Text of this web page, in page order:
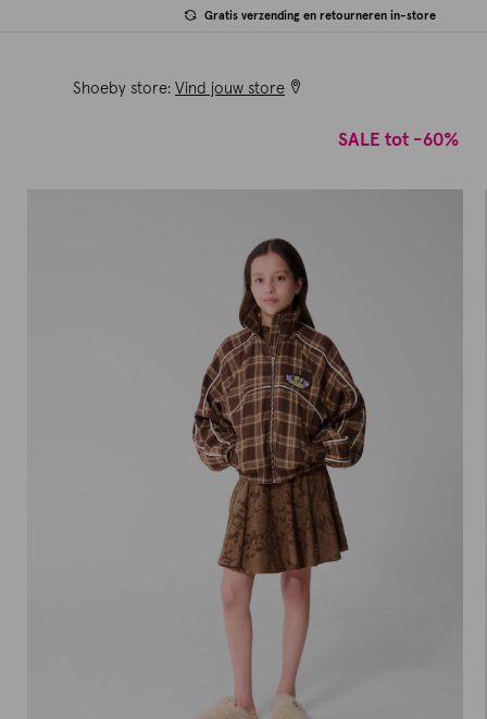
Gratis verzending en retourneren in-store
Shoeby store: Vind jouw store
SALE tot -60%